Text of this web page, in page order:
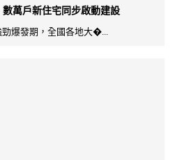
萬戶新住宅同步啟動建設
勁爆發期，全國各地大�...